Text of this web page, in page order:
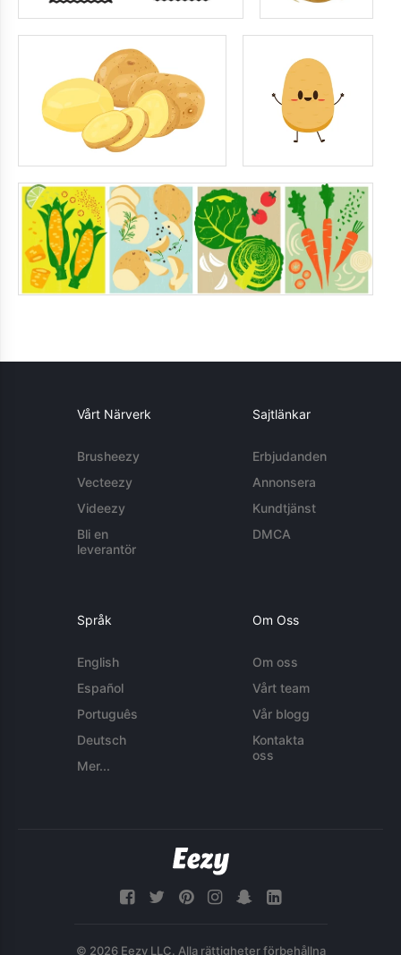
Vårt Närverk
Brusheezy
Vecteezy
Videezy
Bli en
leverantör
Sajtlänkar
Erbjudanden
Annonsera
Kundtjänst
DMCA
Språk
English
Español
Português
Deutsch
Mer...
Om Oss
Om oss
Vårt team
Vår blogg
Kontakta
oss
© 2026 Eezy LLC. Alla rättigheter förbehållna